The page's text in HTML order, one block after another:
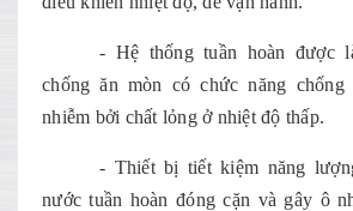
- Hệ thống tuần hoàn được
chống ăn mòn có chức năng
nhiễm bởi chất lỏng ở nhiệt độ thấp.
- Thiết bị tiết kiệm năng
nước tuần hoàn đóng cặn và gây ô